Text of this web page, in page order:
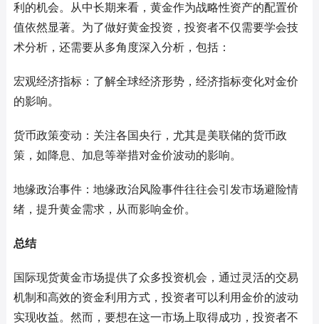
利的机会。从中长期来看，黄金作为战略性资产的配置价
值依然显著。为了做好黄金投资，投资者不仅需要学会技
术分析，还需要从多角度深入分析，包括：
宏观经济指标：了解全球经济形势，经济指标变化对金价
的影响。
货币政策变动：关注各国央行，尤其是美联储的货币政
策，如降息、加息等举措对金价波动的影响。
地缘政治事件：地缘政治风险事件往往会引发市场避险情
绪，提升黄金需求，从而影响金价。
总结
国际现货黄金市场提供了众多投资机会，通过灵活的交易
机制和高效的资金利用方式，投资者可以利用金价的波动
实现收益。然而，要想在这一市场上取得成功，投资者不